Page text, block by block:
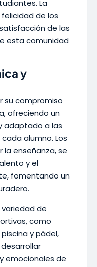
La
de los
de las
esta comunidad
y
su compromiso
ofreciendo un
adaptado a las
alumno. Los
enseñanza, se
y el
fomentando un
de
como
y pádel,
emocionales de